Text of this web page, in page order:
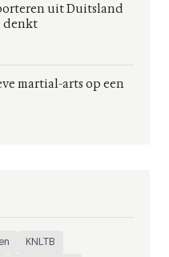
uit Duitsland
denkt
martial-arts op een
KNLTB